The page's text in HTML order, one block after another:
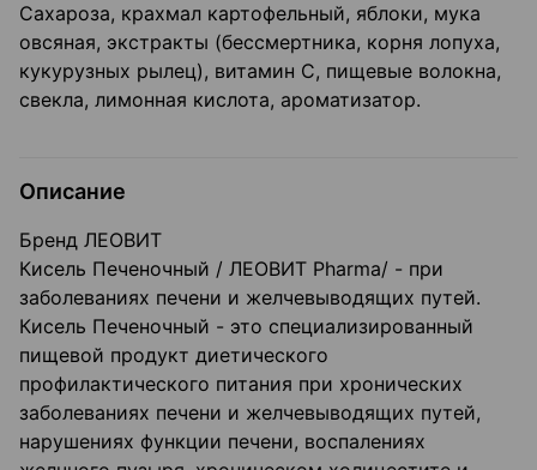
Сахароза, крахмал картофельный, яблоки, мука
овсяная, экстракты (бессмертника, корня лопуха,
кукурузных рылец), витамин С, пищевые волокна,
свекла, лимонная кислота, ароматизатор.
Описание
Бренд ЛЕОВИТ
Кисель Печеночный / ЛЕОВИТ Pharma/ - при
заболеваниях печени и желчевыводящих путей.
Кисель Печеночный - это специализированный
пищевой продукт диетического
профилактического питания при хронических
заболеваниях печени и желчевыводящих путей,
нарушениях функции печени, воспалениях